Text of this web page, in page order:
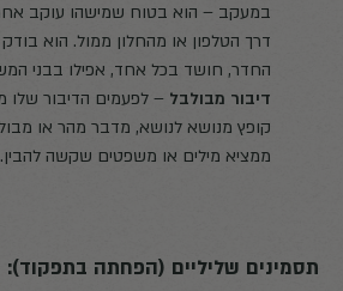
במעקב – הוא בטוח שמישהו עוקב
דרך הטלפון או מהחלון ממול. הוא
החדר, חושד בכל אחד, אפילו בבני
דיבור מבולבל – לפעמים הדיבור שלו
קופץ מנושא לנושא, מדבר מהר או
ממציא מילים או משפטים שקשה להבין.
תסמינים שליליים (הפחתה בתפקוד):